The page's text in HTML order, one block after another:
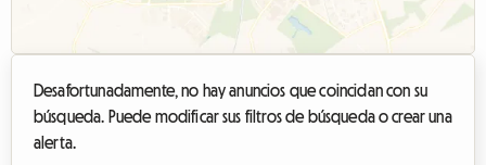
Desafortunadamente, no hay anuncios que coincidan con su
búsqueda. Puede modificar sus filtros de búsqueda o crear una
alerta.